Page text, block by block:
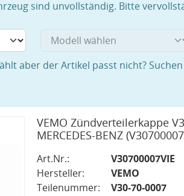
sind unvollständig. Bitte
aber der Artikel passt nicht?
VEMO Zündverteilerkappe
MERCEDES-BENZ
Art.Nr.:
V30700007VIE
Hersteller:
VEMO
Teilenummer:
V30-70-0007